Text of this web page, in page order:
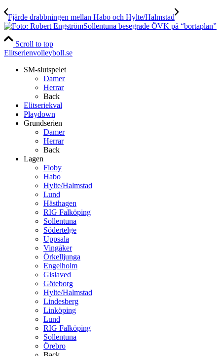
Fjärde drabbningen mellan Habo och Hylte/Halmstad
Sollentuna besegrade ÖVK på “bortaplan”
Scroll to top
Elitserienvolleyboll.se
SM-slutspelet
Damer
Herrar
Back
Elitseriekval
Playdown
Grundserien
Damer
Herrar
Back
Lagen
Floby
Habo
Hylte/Halmstad
Lund
Hästhagen
RIG Falköping
Sollentuna
Södertelge
Uppsala
Vingåker
Örkelljunga
Engelholm
Gislaved
Göteborg
Hylte/Halmstad
Lindesberg
Linköping
Lund
RIG Falköping
Sollentuna
Örebro